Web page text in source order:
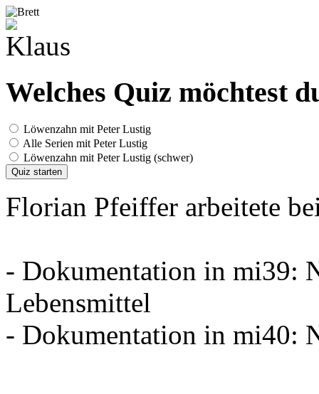
Welches Quiz möchtest
Löwenzahn mit Peter Lustig
Alle Serien mit Peter Lustig
Löwenzahn mit Peter Lustig (schwer)
Quiz starten
Florian Pfeiffer arbeitete
- Dokumentation in mi39:
Lebensmittel
- Dokumentation in mi40: